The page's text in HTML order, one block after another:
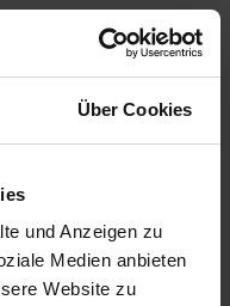
Über Cookies
und Anzeigen zu
Medien anbieten
Website zu